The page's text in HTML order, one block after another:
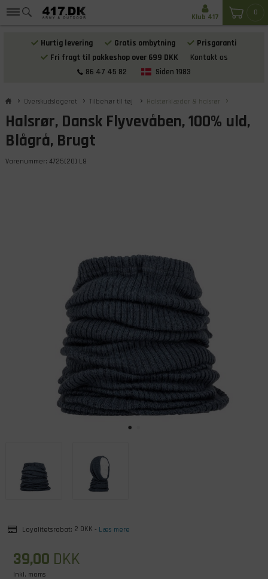
Hurtig levering Gratis ombytning
Prisgaranti
Fri fragt til pakkeshop over 699 DKK
Kontakt os
86 47 45 82
Siden 1983
0
Klub 417
Overskudslageret Tilbehør til tøj Halstørklæder & halsrør
Halsrør, Dansk Flyvevåben, 100% uld,
Blågrå, Brugt
Varenummer: 4725(20) L8
Loyalitetsrabat: 2 DKK - Læs mere
39,00 DKK
Inkl. moms